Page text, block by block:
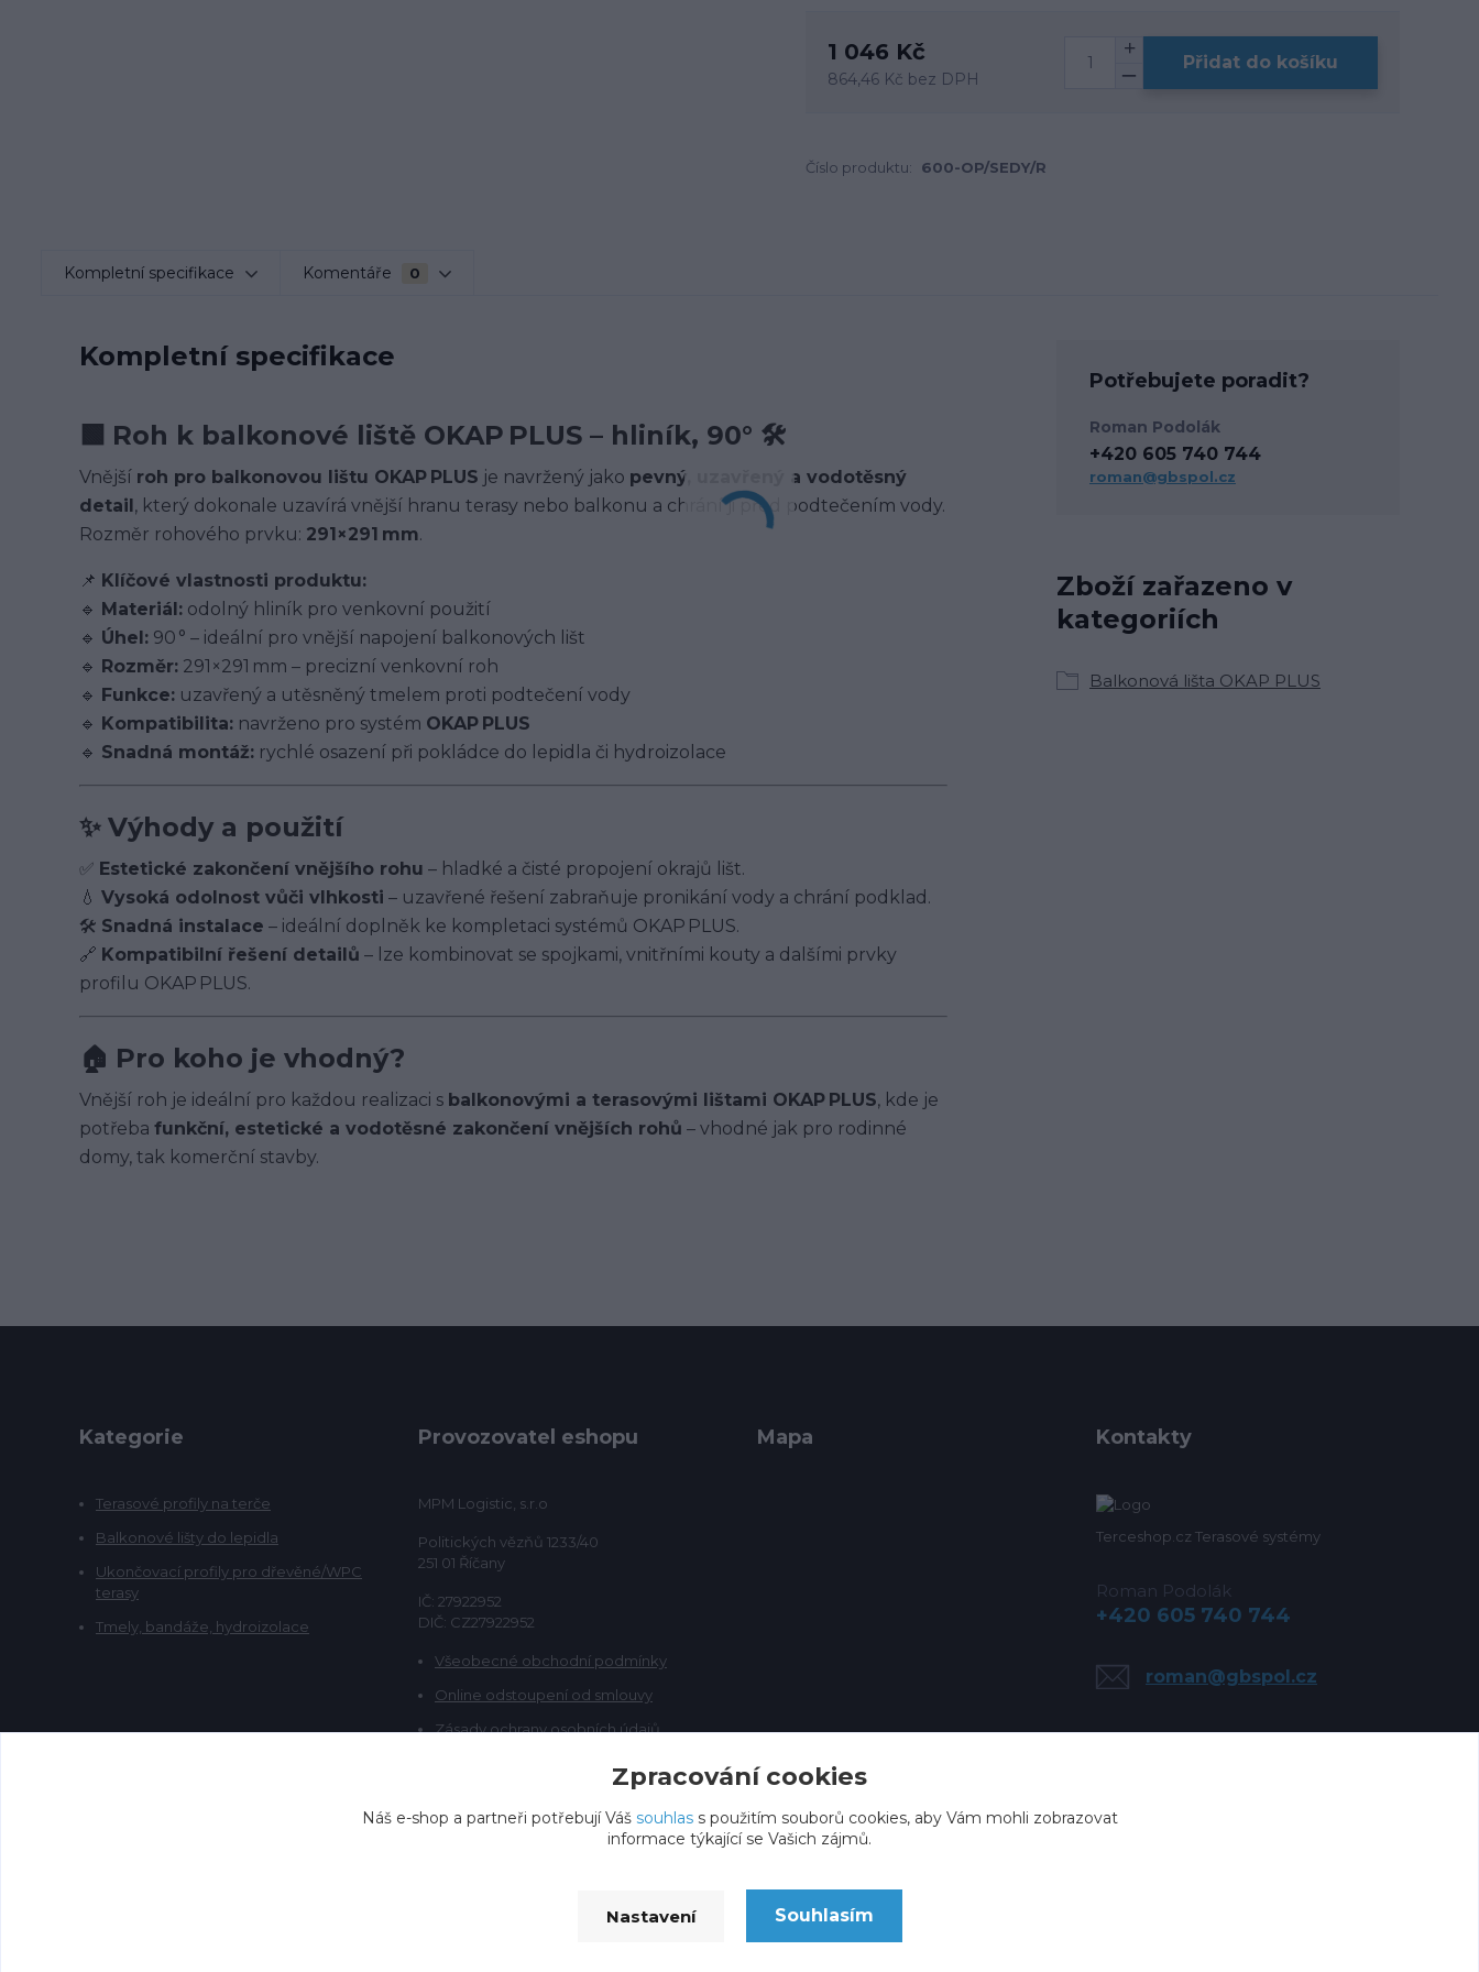
1 046 Kč
864,46 Kč bez DPH
Přidat do košíku
Číslo produktu: 600-OP/SEDY/R
Kompletní specifikace Komentáře 0
Kompletní specifikace
🟩 Roh k balkonové liště OKAP PLUS – hliník, 90° 🛠️
Vnější roh pro balkonovou lištu OKAP PLUS je navržený jako pevný, uzavřený a vodotěsný
detail, který dokonale uzavírá vnější hranu terasy nebo balkonu a chrání ji před podtečením vody.
Rozměr rohového prvku: 291×291 mm.
📌 Klíčové vlastnosti produktu:
🔹 Materiál: odolný hliník pro venkovní použití
🔹 Úhel: 90 ° – ideální pro vnější napojení balkonových lišt
🔹 Rozměr: 291×291 mm – precizní venkovní roh
🔹 Funkce: uzavřený a utěsněný tmelem proti podtečení vody
🔹 Kompatibilita: navrženo pro systém OKAP PLUS
🔹 Snadná montáž: rychlé osazení při pokládce do lepidla či hydroizolace
✨ Výhody a použití
✅ Estetické zakončení vnějšího rohu – hladké a čisté propojení okrajů lišt.
💧 Vysoká odolnost vůči vlhkosti – uzavřené řešení zabraňuje pronikání vody a chrání podklad.
🛠️ Snadná instalace – ideální doplněk ke kompletaci systémů OKAP PLUS.
🔗 Kompatibilní řešení detailů – lze kombinovat se spojkami, vnitřními kouty a dalšími prvky
profilu OKAP PLUS.
🏠 Pro koho je vhodný?
Vnější roh je ideální pro každou realizaci s balkonovými a terasovými lištami OKAP PLUS, kde je
potřeba funkční, estetické a vodotěsné zakončení vnějších rohů – vhodné jak pro rodinné
domy, tak komerční stavby.
Zboží zařazeno v
kategoriích
Balkonová lišta OKAP PLUS
Potřebujete poradit?
Roman Podolák
+420 605 740 744
roman@gbspol.cz
Kategorie
Terasové profily na terče
Balkonové lišty do lepidla
Ukončovací profily pro dřevěné/WPC
terasy
Tmely, bandáže, hydroizolace
Provozovatel eshopu
MPM Logistic, s.r.o
Politických vězňů 1233/40
251 01 Říčany
IČ: 27922952
DIČ: CZ27922952
Všeobecné obchodní podmínky
Online odstoupení od smlouvy
Zásady ochrany osobních údajů
Mapa Kontakty
Terceshop.cz Terasové systémy
Roman Podolák
+420 605 740 744
roman@gbspol.cz
Zpracování cookies
Náš e-shop a partneři potřebují Váš souhlass použitím souborů cookies, aby Vám mohli zobrazovat
informace týkající se Vašich zájmů.
Nastavení Souhlasím